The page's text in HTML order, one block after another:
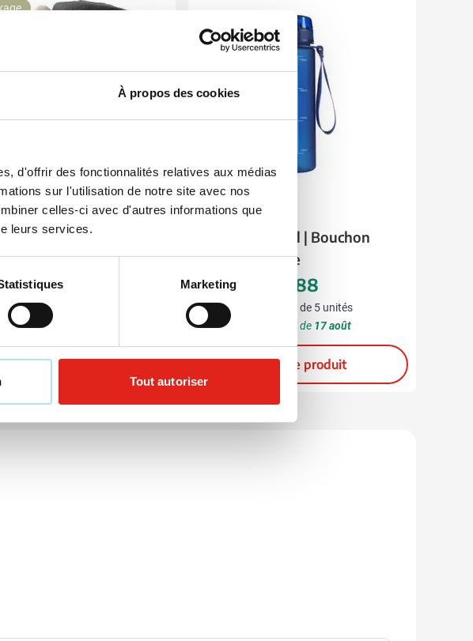
À propos des cookies
d'offrir des fonctionnalités relatives aux médias
sur l'utilisation de notre site avec nos
celles-ci avec d'autres informations que
leurs services.
Marketing
Tout autoriser
peluche Owen | Avec
polaire | 120x80 cm
9,44 3,32
à partir de 15 unités
à partir de
Voir le produit
001002005
Gourde | 750 ml | Bouchon
vissant étanche
à partir de 2,88
Marquage à partir de 5 unités
Livraison à partir de 17 août
Voir le produit